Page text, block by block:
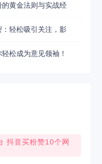
黄金法则与实战经
轻松吸引关注，影
松成为意见领袖！
抖音买粉赞10个网